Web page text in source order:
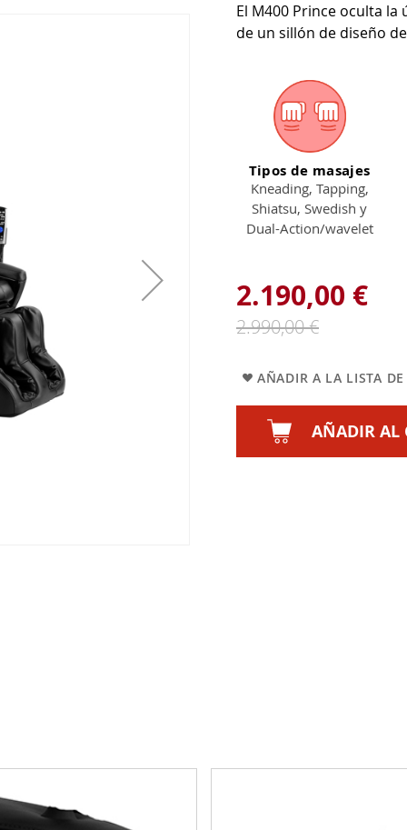
El M400 Prince oculta
de un sillón de diseño
Tipos de masajes
Kneading, Tapping,
Shiatsu, Swedish y
Dual-Action/wavelet
2.990,00 €
2.190,00 €
AÑADIR A LA LISTA DE
AÑADIR AL